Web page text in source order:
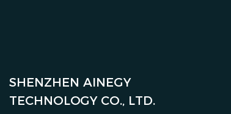
SHENZHEN AINEGY
TECHNOLOGY CO., LTD.